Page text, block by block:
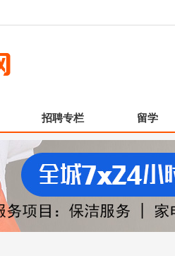
招聘专栏 留学